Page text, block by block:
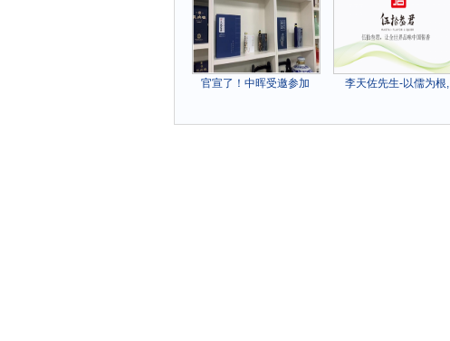
官宣了！中晖受邀参加 李天佐先生-以儒为根,